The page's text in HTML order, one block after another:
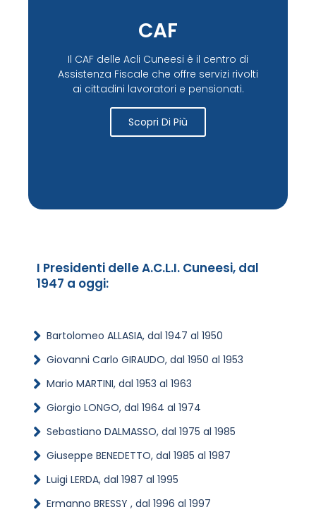
CAF
Il CAF delle Acli Cuneesi è il centro di
Assistenza Fiscale che offre servizi rivolti
ai cittadini lavoratori e pensionati.
Scopri Di Più
I Presidenti delle A.C.L.I. Cuneesi, dal
1947 a oggi:
Bartolomeo ALLASIA, dal 1947 al 1950
Giovanni Carlo GIRAUDO, dal 1950 al 1953
Mario MARTINI, dal 1953 al 1963
Giorgio LONGO, dal 1964 al 1974
Sebastiano DALMASSO, dal 1975 al 1985
Giuseppe BENEDETTO, dal 1985 al 1987
Luigi LERDA, dal 1987 al 1995
Ermanno BRESSY , dal 1996 al 1997